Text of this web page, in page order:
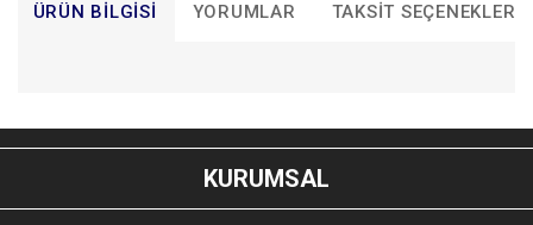
ÜRÜN BILGISI YORUMLAR TAKSIT SEÇENEKLERI
Bu ürünün fiyat bilgisi, resim, ürün açıklamalarında ve diğer
konularda yetersiz gördüğünüz noktaları öneri formunu
kullanarak tarafımıza iletebilirsiniz.
KURUMSAL